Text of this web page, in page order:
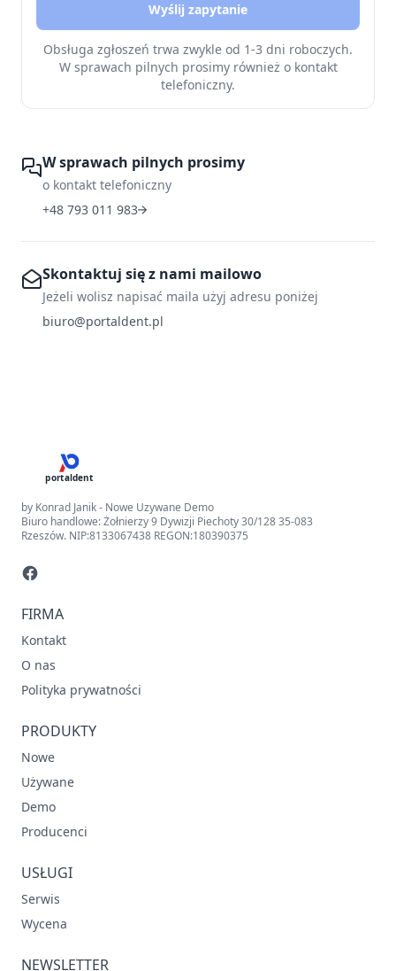
Wyślij zapytanie
Obsługa zgłoszeń trwa zwykle od 1-3 dni roboczych.
W sprawach pilnych prosimy również o kontakt
telefoniczny.
W sprawach pilnych prosimy
o kontakt telefoniczny
+48 793 011 983
Skontaktuj się z nami mailowo
Jeżeli wolisz napisać maila użyj adresu poniżej
biuro@portaldent.pl
portaldent
by Konrad Janik - Nowe Uzywane Demo
Biuro handlowe: Żołnierzy 9 Dywizji Piechoty 30/128 35-083
Rzeszów. NIP:8133067438 REGON:180390375
FIRMA
Kontakt
O nas
Polityka prywatności
PRODUKTY
Nowe
Używane
Demo
Producenci
USŁUGI
Serwis
Wycena
NEWSLETTER